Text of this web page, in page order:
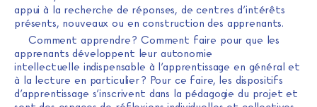
appui à la recherche de réponses, de centres d’intérêts
présents, nouveaux ou en construction des apprenants.
Comment apprendre ? Comment faire pour que les
apprenants développent leur autonomie
intellectuelle indispensable à l’apprentissage en général et
à la lecture en particulier ? Pour ce faire, les dispositifs
d’apprentissage s’inscrivent dans la pédagogie du projet et